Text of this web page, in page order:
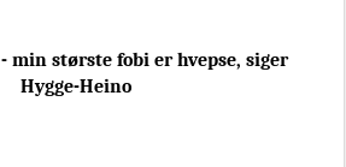
- min største fobi er hvepse, siger
Hygge-Heino